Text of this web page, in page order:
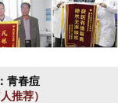
青春痘
推荐）